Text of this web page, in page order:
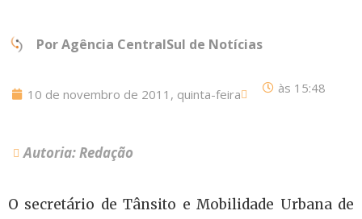
PorAgência CentralSul de Notícias
10 de novembro de 2011, quinta-feira às 15:48
Autoria: Redação
O secretário de Tânsito e Mobilidade Urbana de